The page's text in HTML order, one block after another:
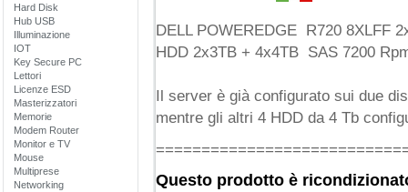
Hard Disk
Hub USB
Illuminazione
IOT
Key Secure PC
Lettori
Licenze ESD
Masterizzatori
Memorie
Modem Router
Monitor e TV
Mouse
Multiprese
Networking
DELL POWEREDGE R720 8XLFF
HDD 2x3TB + 4x4TB SAS 7200
Il server è già configurato sui due
mentre gli altri 4 HDD da 4 Tb
Questo prodotto è